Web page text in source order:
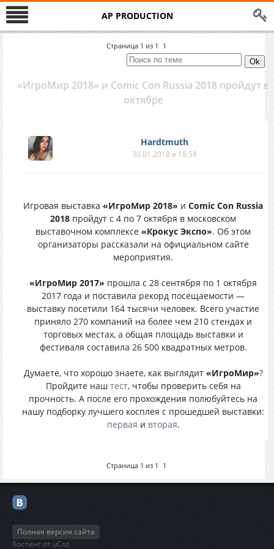
AP PRODUCTION
Страница 1 из 1 1
«ИгроМир 2018» и Comic Con Russia 2018 пройдут в
октябре
Hardtmuth
30.01.2018 в 18:58
Игровая выставка «ИгроМир 2018» и Comic Con Russia
2018 пройдут с 4 по 7 октября в московском
выставочном комплексе «Крокус Экспо». Об этом
организаторы рассказали на официальном сайте
мероприятия.
«ИгроМир 2017» прошла с 28 сентября по 1 октября
2017 года и поставила рекорд посещаемости —
выставку посетили 164 тысячи человек. Всего участие
приняло 270 компаний на более чем 210 стендах и
торговых местах, а общая площадь выставки и
фестиваля составила 26 500 квадратных метров.
Думаете, что хорошо знаете, как выглядит «ИгроМир»?
Пройдите наш тест, чтобы проверить себя на
прочность. А после его прохождения полюбуйтесь на
нашу подборку лучшего косплея с прошедшей выставки:
первая и вторая.
Страница 1 из 1 1
Полная версия сайта
Хостинг от uCoz